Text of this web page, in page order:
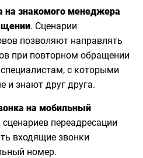
на знакомого менеджера
. Сценарии
позволяют направлять
при повторном обращении
с которыми
и знают друг друга.
на мобильный
переадресации
входящие звонки
номер.